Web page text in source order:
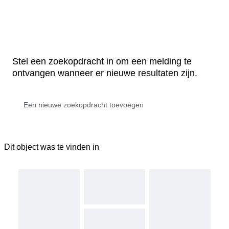
Stel een zoekopdracht in om een melding te
ontvangen wanneer er nieuwe resultaten zijn.
Dit object was te vinden in